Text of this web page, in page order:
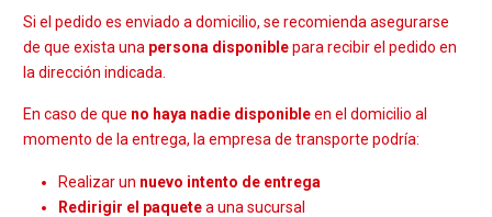
Si el pedido es enviado a domicilio, se recomienda asegurarse
de que exista una persona disponiblepara recibir el pedido en
la dirección indicada.
En caso de que no haya nadie disponibleen el domicilio al
momento de la entrega, la empresa de transporte podría:
Realizar un nuevo intento de entrega
Redirigir el paquetea una sucursal